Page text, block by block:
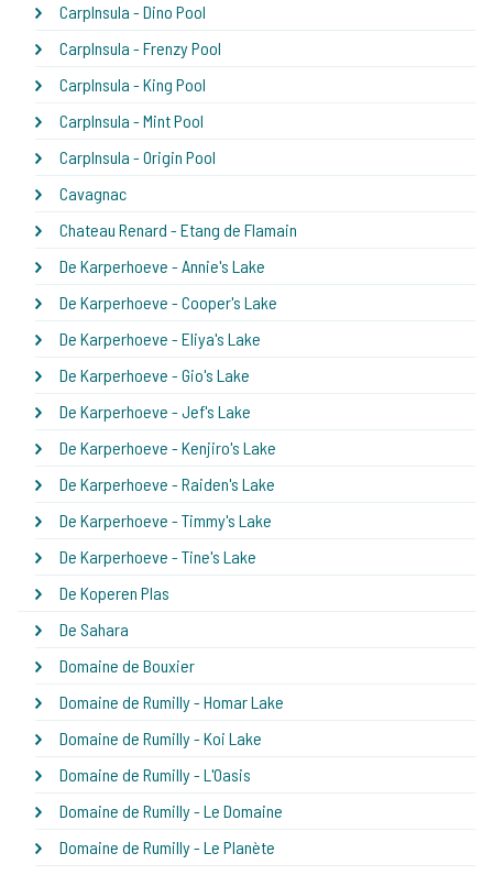
CarpInsula - Dino Pool
CarpInsula - Frenzy Pool
CarpInsula - King Pool
CarpInsula - Mint Pool
CarpInsula - Origin Pool
Cavagnac
Chateau Renard - Etang de Flamain
De Karperhoeve - Annie's Lake
De Karperhoeve - Cooper's Lake
De Karperhoeve - Eliya's Lake
De Karperhoeve - Gio's Lake
De Karperhoeve - Jef's Lake
De Karperhoeve - Kenjiro's Lake
De Karperhoeve - Raiden's Lake
De Karperhoeve - Timmy's Lake
De Karperhoeve - Tine's Lake
De Koperen Plas
De Sahara
Domaine de Bouxier
Domaine de Rumilly - Homar Lake
Domaine de Rumilly - Koi Lake
Domaine de Rumilly - L'Oasis
Domaine de Rumilly - Le Domaine
Domaine de Rumilly - Le Planète